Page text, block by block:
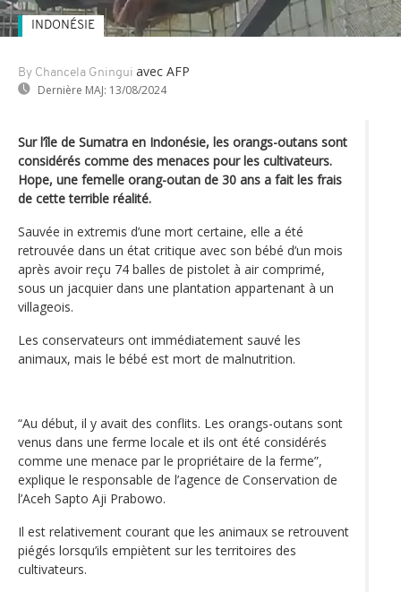
By Chancela Gningui avec AFP
Dernière MAJ: 13/08/2024
INDONÉSIE
Sur l’île de Sumatra en Indonésie, les orangs-outans sont
considérés comme des menaces pour les cultivateurs.
Hope, une femelle orang-outan de 30 ans a fait les frais
de cette terrible réalité.
Sauvée in extremis d’une mort certaine, elle a été
retrouvée dans un état critique avec son bébé d’un mois
après avoir reçu 74 balles de pistolet à air comprimé,
sous un jacquier dans une plantation appartenant à un
villageois.
Les conservateurs ont immédiatement sauvé les
animaux, mais le bébé est mort de malnutrition.
“Au début, il y avait des conflits. Les orangs-outans sont
venus dans une ferme locale et ils ont été considérés
comme une menace par le propriétaire de la ferme”,
explique le responsable de l’agence de Conservation de
l’Aceh Sapto Aji Prabowo.
Il est relativement courant que les animaux se retrouvent
piégés lorsqu’ils empiètent sur les territoires des
cultivateurs.